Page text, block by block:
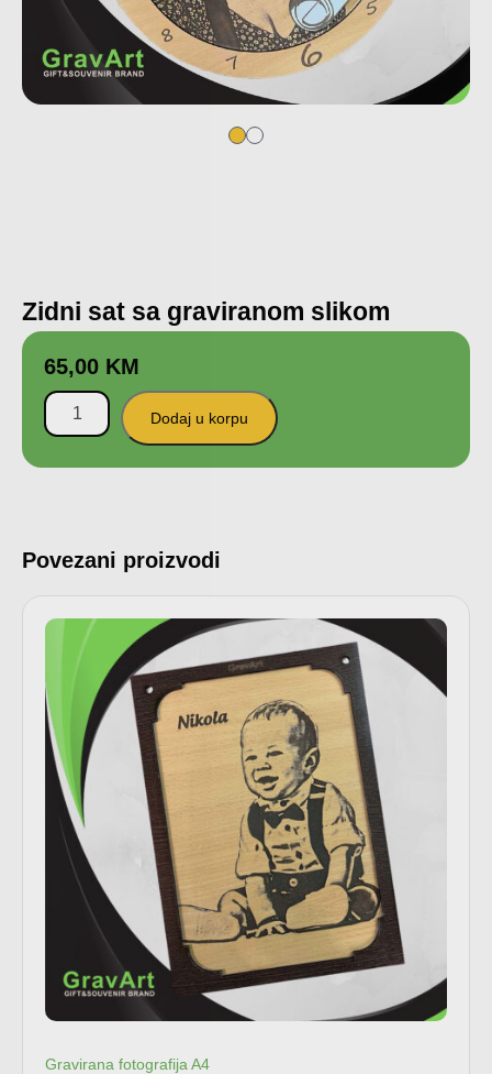
Zidni sat sa graviranom slikom
65,00 KM
Dodaj u korpu
Povezani proizvodi
Gravirana fotografija A4